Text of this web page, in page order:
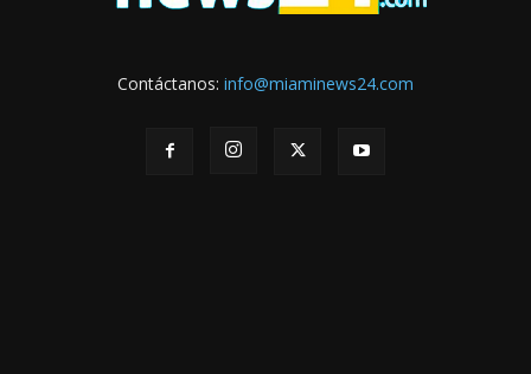
Contáctanos: info@miaminews24.com